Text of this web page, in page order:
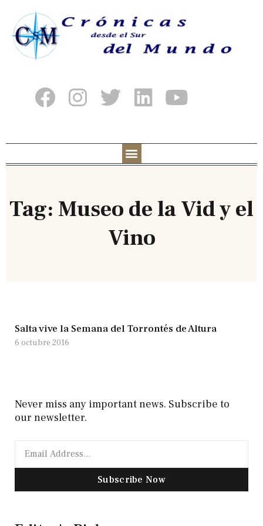
Tag: Museo de la Vid y el
Vino
Salta vive la Semana del Torrontés de Altura
6 octubre 2016
Never miss any important news. Subscribe to
our newsletter.
Subscribe Now